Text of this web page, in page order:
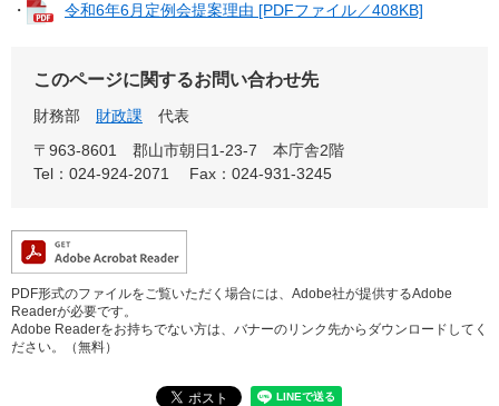
・ 令和6年6月定例会提案理由 [PDFファイル／408KB]
このページに関するお問い合わせ先
財務部 財政課
代表
〒963-8601
郡山市朝日1-23-7 本庁舎2階
Tel：024-924-2071
Fax：024-931-3245
PDF形式のファイルをご覧いただく場合には、Adobe社が提供するAdobe
Readerが必要です。
Adobe Readerをお持ちでない方は、バナーのリンク先からダウンロードしてく
ださい。（無料）